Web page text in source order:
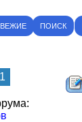
ПОИСК
1